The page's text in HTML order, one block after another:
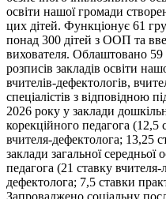
освіти нашої громади
цих дітей. Функціонує 61
понад 300 дітей з ООП та
вихователя. Облаштовано
розписів закладів освіти
вчителів-дефектологів,
спеціалістів з відповідною
2026 року у заклади
корекційного педагога (12,5
вчителя-дефектолога; 13,25
заклади загальної середньої
педагога (21 ставку
дефектолога; 7,5 ставки
Запроваджено соціальну